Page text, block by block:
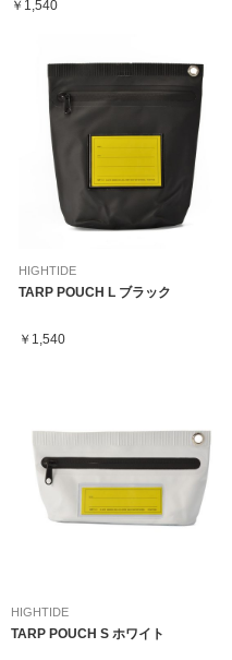
￥1,540
HIGHTIDE
TARP POUCH L ブラック
￥1,540
HIGHTIDE
TARP POUCH S ホワイト